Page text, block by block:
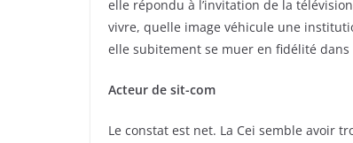
elle répondu à l’invitation de la
vivre, quelle image véhicule une
elle subitement se muer en fidélité dans
Acteur de sit-com
Le constat est net. La Cei semble avoir